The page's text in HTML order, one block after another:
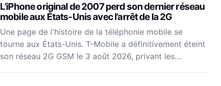
L’iPhone original de 2007 perd son dernier réseau
mobile aux États-Unis avec l’arrêt de la 2G
Une page de l'histoire de la téléphonie mobile se
tourne aux États-Unis. T-Mobile a définitivement éteint
son réseau 2G GSM le 3 août 2026, privant les…